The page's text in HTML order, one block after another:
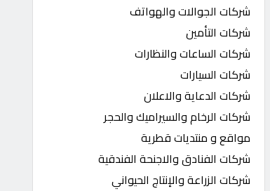
شركات الجوالات والهواتف
شركات التأمين
شركات الساعات والنظارات
شركات السيارات
شركات الدعاية والاعلان
شركات الرخام والسيراميك والحجر
مواقع و منتديات قطرية
شركات الفنادق والاجنحة الفندقية
شركات الزراعة والإنتاج الحيواني